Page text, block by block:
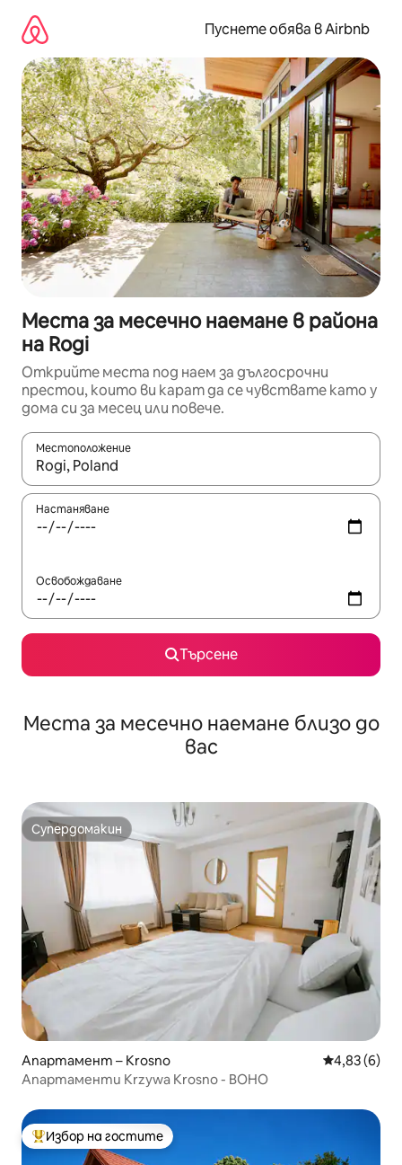
съдържанието
Пуснете обява в Airbnb
Места за месечно наемане в района
на Rogi
Открийте места под наем за дългосрочни
престои, които ви карат да се чувствате като у
дома си за месец или повече.
Местоположение
Когато резултатите се покажат, използвайте
Настаняване
Освобождаване
Търсене
Места за месечно наемане близо до
вас
Супердомакин
Супердомакин
Апартамент – Krosno Средна
4,83 (6)
Апартаменти Krzywa Krosno - BOHO
Най-популярен избор на гостите
Избор на гостите